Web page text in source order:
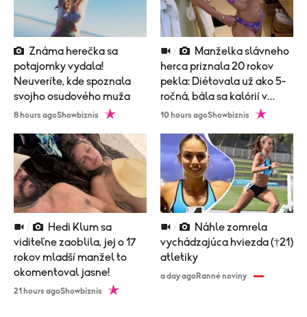
potajomky vydala!
Neuveríte, kde spoznala
svojho osudového muža
8 hours agoShowbiznis
herca priznala 20 rokov
pekla: Diétovala už ako 5-
ročná, bála sa kalórií v
zubnej paste!
10 hours agoShowbiznis
viditeľne zaoblila, jej o 17
rokov mladší manžel to
okomentoval jasne!
21 hours agoShowbiznis
vychádzajúca hviezda (†21)
atletiky
a day agoRanné noviny